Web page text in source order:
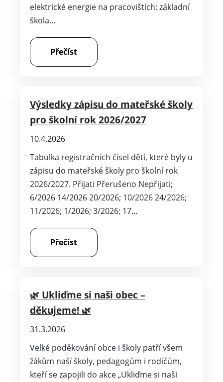
elektrické energie na pracovištích: základní
škola…
Přečíst
Výsledky zápisu do mateřské školy
pro školní rok 2026/2027
10.4.2026
Tabulka registračních čísel dětí, které byly u
zápisu do mateřské školy pro školní rok
2026/2027. Přijati Přerušeno Nepřijati;
6/2026 14/2026 20/2026; 10/2026 24/2026;
11/2026; 1/2026; 3/2026; 17…
Přečíst
🌿 Ukliďme si naši obec –
děkujeme! 🌿
31.3.2026
Velké poděkování obce i školy patří všem
žákům naší školy, pedagogům i rodičům,
kteří se zapojili do akce „Ukliďme si naši